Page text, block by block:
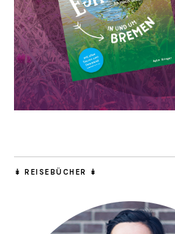
↡ REISEBÜCHER ↡